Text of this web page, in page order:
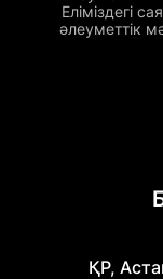
Еліміздегі
әлеуметтік
ҚР,